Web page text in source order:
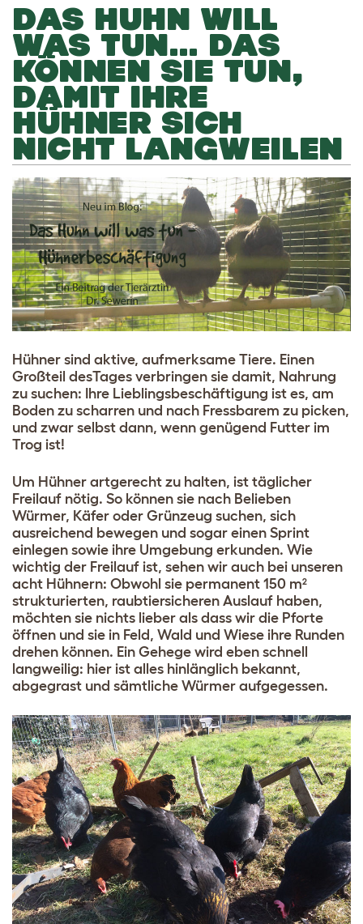
DAS HUHN WILL
WAS TUN… DAS
KÖNNEN SIE TUN,
DAMIT IHRE
HÜHNER SICH
NICHT LANGWEILEN
Hühner sind aktive, aufmerksame Tiere. Einen
Großteil desTages verbringen sie damit, Nahrung
zu suchen: Ihre Lieblingsbeschäftigung ist es, am
Boden zu scharren und nach Fressbarem zu picken,
und zwar selbst dann, wenn genügend Futter im
Trog ist!
Um Hühner artgerecht zu halten, ist täglicher
Freilauf nötig. So können sie nach Belieben
Würmer, Käfer oder Grünzeug suchen, sich
ausreichend bewegen und sogar einen Sprint
einlegen sowie ihre Umgebung erkunden. Wie
wichtig der Freilauf ist, sehen wir auch bei unseren
acht Hühnern: Obwohl sie permanent 150 m²
strukturierten, raubtiersicheren Auslauf haben,
möchten sie nichts lieber als dass wir die Pforte
öffnen und sie in Feld, Wald und Wiese ihre Runden
drehen können. Ein Gehege wird eben schnell
langweilig: hier ist alles hinlänglich bekannt,
abgegrast und sämtliche Würmer aufgegessen.